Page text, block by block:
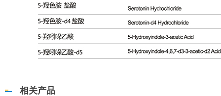
相关产品